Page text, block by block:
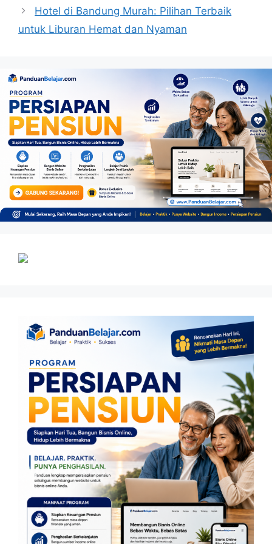
Hotel di Bandung Murah: Pilihan Terbaik
untuk Liburan Hemat dan Nyaman